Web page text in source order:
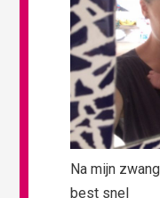
Na mijn
best snel